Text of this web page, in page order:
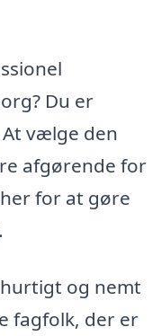
Du er
vælge den
afgørende for
for at gøre
og nemt
fagfolk, der er